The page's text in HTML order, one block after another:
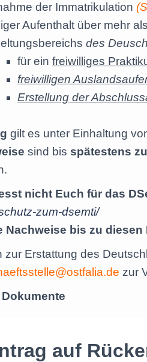
der Immatrikulation
Aufenthalt über mehr
des
für ein freiwilliges
freiwilligen
Erstellung der
gilt es unter Einhaltung
sind bis spätestens
nicht Euch für das
zum-dsemti/
Nachweise bis zu
zur Erstattung des
zur
auf